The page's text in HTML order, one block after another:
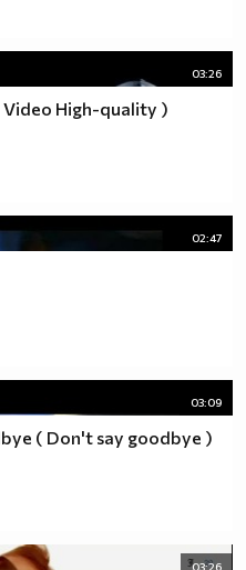
03:26
Video High-quality )
02:47
03:09
( Don't say goodbye )
03:26